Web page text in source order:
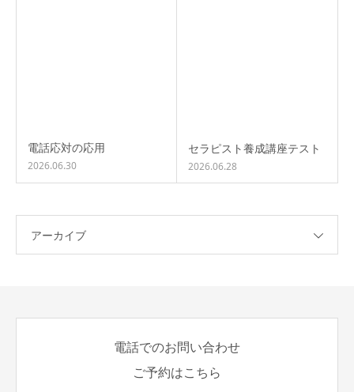
電話応対の応用
2026.06.30
セラピスト養成講座テスト
2026.06.28
アーカイブ
電話でのお問い合わせ
ご予約はこちら